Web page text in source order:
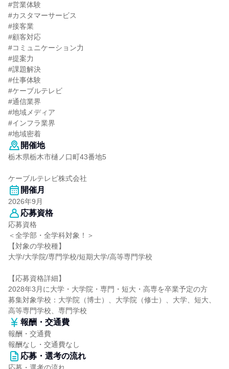
#営業体験
#カスタマーサービス
#接客業
#顧客対応
#コミュニケーション力
#提案力
#課題解決
#仕事体験
#ケーブルテレビ
#通信業界
#地域メディア
#インフラ業界
#地域密着
開催地
栃木県栃木市樋ノ口町43番地5
ケーブルテレビ株式会社
開催月
2026年9月
応募資格
応募資格
＜全学部・全学科対象！＞
【対象の学校種】
大学/大学院/専門学校/短期大学/高等専門学校
【応募資格詳細】
2028年3月に大学・大学院・専門・短大・高専を卒業予定の方
募集対象学校：大学院（博士）、大学院（修士）、大学、短大、
高等専門学校、専門学校
報酬・交通費
報酬・交通費
報酬なし・交通費なし
応募・選考の流れ